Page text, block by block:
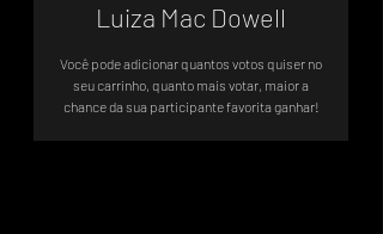
Luiza Mac Dowell
Você pode adicionar quantos votos quiser no
seu carrinho, quanto mais votar, maior a
chance da sua participante favorita ganhar!